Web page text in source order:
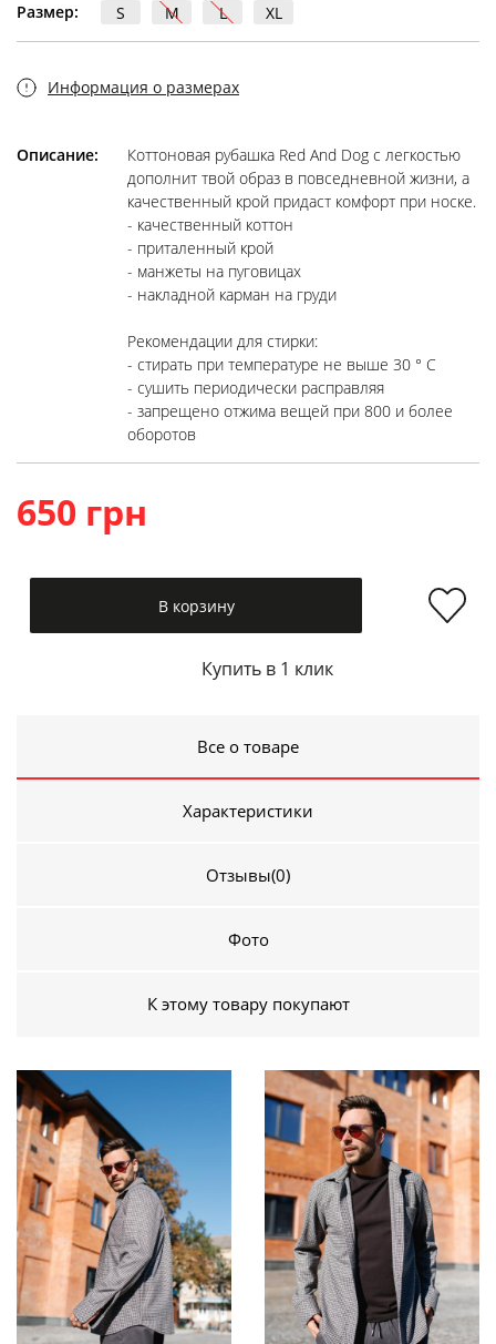
Размер: S M L XL
Информация о размерах
Описание:
Коттоновая рубашка Red And Dog с легкостью
дополнит твой образ в повседневной жизни, а
качественный крой придаст комфорт при носке.
- качественный коттон
- приталенный крой
- манжеты на пуговицах
- накладной карман на груди
Рекомендации для стирки:
- стирать при температуре не выше 30 ° C
- сушить периодически расправляя
- запрещено отжима вещей при 800 и более
оборотов
650 грн
В корзину
Купить в 1 клик
Все о товаре
Характеристики
Отзывы(0)
Фото
К этому товару покупают